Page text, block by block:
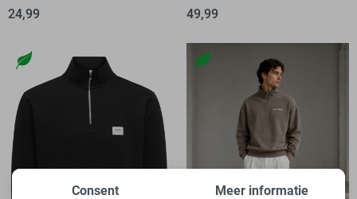
24,99
49,99
Consent Meer informatie